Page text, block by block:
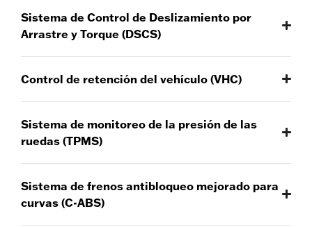
Sistema de Control de Deslizamiento por
Arrastre y Torque (DSCS)
Control de retención del vehículo (VHC)
Sistema de monitoreo de la presión de las
ruedas (TPMS)
Sistema de frenos antibloqueo mejorado para
curvas (C-ABS)